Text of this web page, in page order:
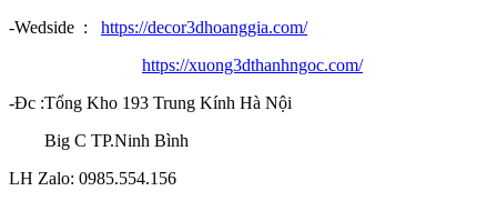
-Wedside : https://decor3dhoanggia.com/
https://xuong3dthanhngoc.com/
-Đc :Tổng Kho 193 Trung Kính Hà Nội
Big C TP.Ninh Bình
LH Zalo: 0985.554.156